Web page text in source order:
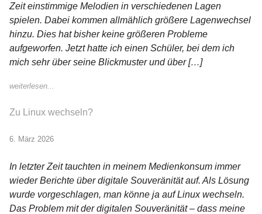
Zeit einstimmige Melodien in verschiedenen Lagen
spielen. Dabei kommen allmählich größere Lagenwechsel
hinzu. Dies hat bisher keine größeren Probleme
aufgeworfen. Jetzt hatte ich einen Schüler, bei dem ich
mich sehr über seine Blickmuster und über […]
weiterlesen...
Zu Linux wechseln?
6. März 2026
In letzter Zeit tauchten in meinem Medienkonsum immer
wieder Berichte über digitale Souveränität auf. Als Lösung
wurde vorgeschlagen, man könne ja auf Linux wechseln.
Das Problem mit der digitalen Souveränität – dass meine